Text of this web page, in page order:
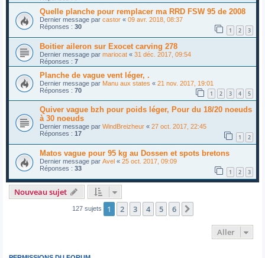
Quelle planche pour remplacer ma RRD FSW 95 de 2008
Dernier message par castor « 09 avr. 2018, 08:37
Réponses : 30 1 2 3
Boitier aileron sur Exocet carving 278
Dernier message par mariocat « 31 déc. 2017, 09:54
Réponses : 7
Planche de vague vent léger, .
Dernier message par Manu aux states « 21 nov. 2017, 19:01
Réponses : 70 1 2 3 4 5
Quiver vague bzh pour poids léger, Pour du 18/20 noeuds
à 30 noeuds
Dernier message par WindBreizheur « 27 oct. 2017, 22:45
Réponses : 17 1 2
Matos vague pour 95 kg au Dossen et spots bretons
Dernier message par Avel « 25 oct. 2017, 09:09
Réponses : 33 1 2 3
Nouveau sujet
127 sujets 1 2 3 4 5 6
Aller